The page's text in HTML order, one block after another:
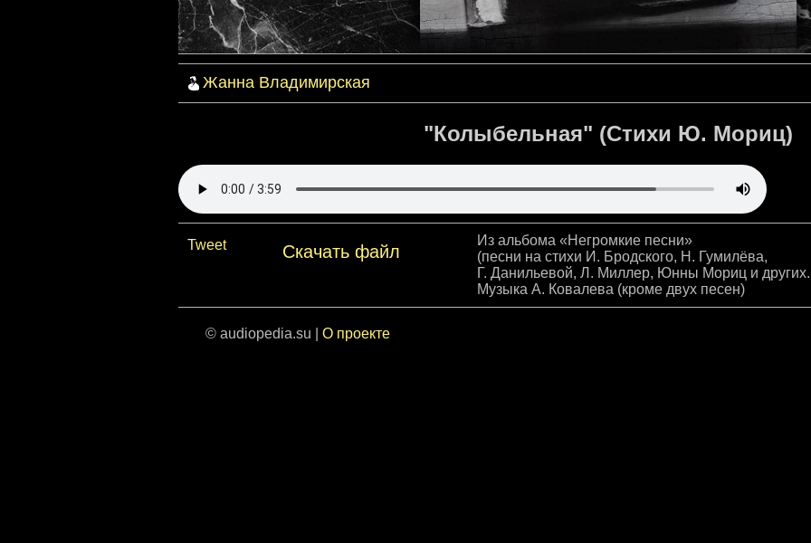
Жанна Владимирская
"Колыбельная" (Стихи Ю. Мориц)
Tweet Скачать файл
Из альбома «Негромкие песни»
(песни на стихи И. Бродского, Н. Гумилёва,
Г. Данильевой, Л. Миллер, Юнны Мориц и других.
Музыка А. Ковалева (кроме двух песен)
© audiopedia.su | О проекте